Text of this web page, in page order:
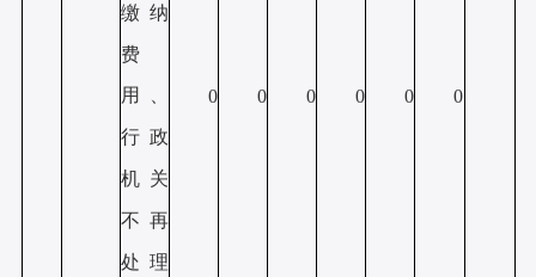
缴纳
费
用、
行政
机关
不再
处理
0 0 0 0 0 0